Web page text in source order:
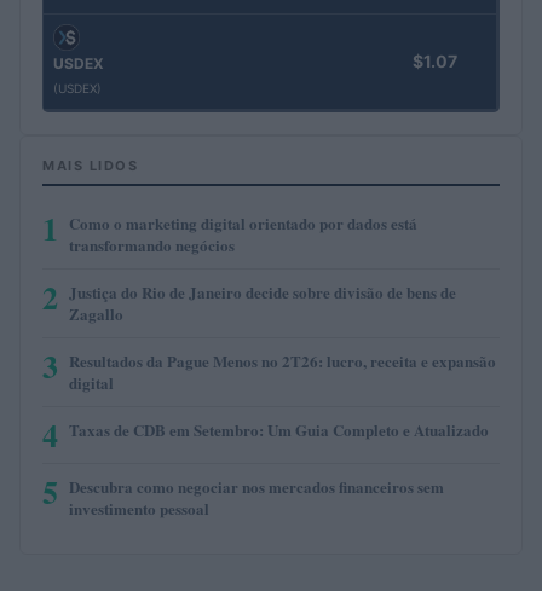
USDEX
(USDEX)
$1.07
MAIS LIDOS
1
Como o marketing digital orientado por dados está
transformando negócios
2
Justiça do Rio de Janeiro decide sobre divisão de bens de
Zagallo
3 Resultados da Pague Menos no 2T26: lucro, receita e expansão
digital
4 Taxas de CDB em Setembro: Um Guia Completo e Atualizado
5 Descubra como negociar nos mercados financeiros sem
investimento pessoal